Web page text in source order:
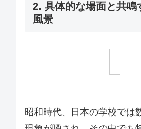
2. 具体的な場面と共鳴
風景
昭和時代、日本の学校では